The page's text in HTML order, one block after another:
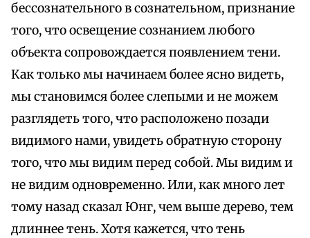
бессознательного в сознательном, признание
того, что освещение сознанием любого
объекта сопровождается появлением тени.
Как только мы начинаем более ясно видеть,
мы становимся более слепыми и не можем
разглядеть того, что расположено позади
видимого нами, увидеть обратную сторону
того, что мы видим перед собой. Мы видим и
не видим одновременно. Или, как много лет
тому назад сказал Юнг, чем выше дерево, тем
длиннее тень. Хотя кажется, что тень